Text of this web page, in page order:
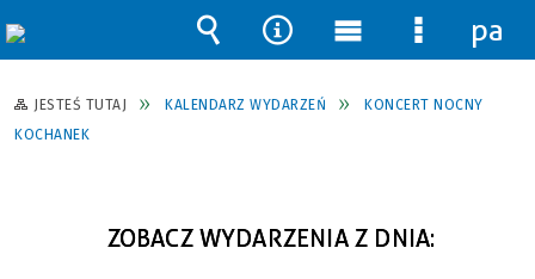
JESTEŚ TUTAJ KALENDARZ WYDARZEŃ
KONCERT NOCNY
KOCHANEK
ZOBACZ WYDARZENIA Z DNIA:
Wyszukiwarka
Narzędzia
Menu
główne
Menu